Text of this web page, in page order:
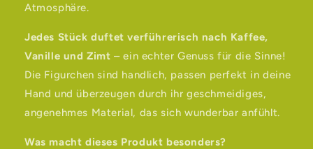
Atmosphäre.
Jedes Stück duftet verführerisch nach Kaffee,
Vanille und Zimt – ein echter Genuss für die Sinne!
Die Figurchen sind handlich, passen perfekt in deine
Hand und überzeugen durch ihr geschmeidiges,
angenehmes Material, das sich wunderbar anfühlt.
Was macht dieses Produkt besonders?